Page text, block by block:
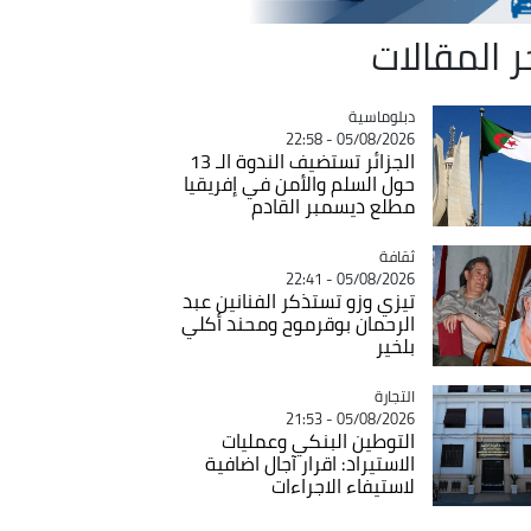
المقالات
Catégorie
دبلوماسية
05/08/2026 - 22:58
الجزائر تستضيف الندوة الـ 13
حول السلم والأمن في إفريقيا
مطلع ديسمبر القادم
Catégorie
ثقافة
05/08/2026 - 22:41
تيزي وزو تستذكر الفنانين عبد
الرحمان بوقرموح ومحند أكلي
بلخير
Catégorie
التجارة
05/08/2026 - 21:53
التوطين البنكي وعمليات
الاستيراد: اقرار آجال اضافية
لاستيفاء الاجراءات